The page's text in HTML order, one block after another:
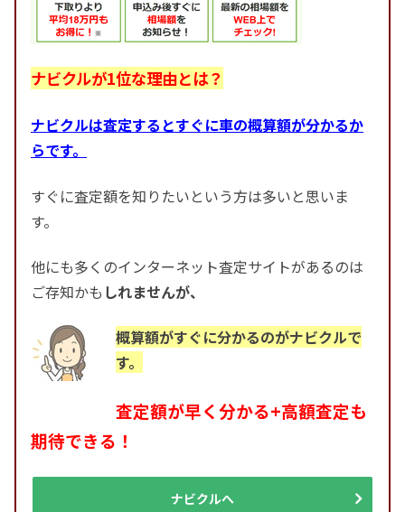
ナビクルが1位な理由とは？
ナビクルは査定するとすぐに車の概算額が分かるか
らです。
すぐに査定額を知りたいという方は多いと思いま
す。
他にも多くのインターネット査定サイトがあるのは
ご存知かも しれませんが、
概算額がすぐに分かるのがナビクルで
す。
査定額が早く分かる+高額査定も
期待できる！
ナビクルへ